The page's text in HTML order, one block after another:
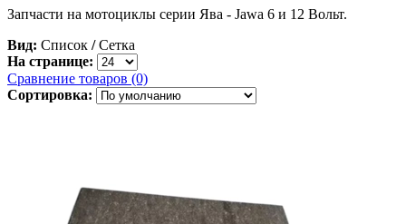
Запчасти на мотоциклы серии Ява - Jawa 6 и 12 Вольт.
Вид: Список / Сетка
На странице:
Сравнение товаров (0)
Сортировка: